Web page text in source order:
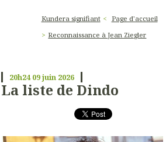
Kundera signifiant
Page d'accueil
Reconnaissance à Jean Ziegler
20h24 09juin 2026
La liste de Dindo